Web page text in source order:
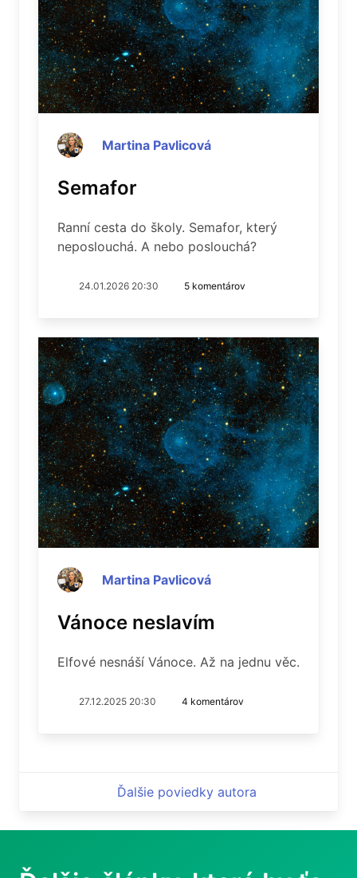
Martina Pavlicová
Semafor
Ranní cesta do školy. Semafor, který
neposlouchá. A nebo poslouchá?
24.01.2026 20:30 5 komentárov
Martina Pavlicová
Vánoce neslavím
Elfové nesnáší Vánoce. Až na jednu věc.
27.12.2025 20:30 4 komentárov
Ďalšie poviedky autora